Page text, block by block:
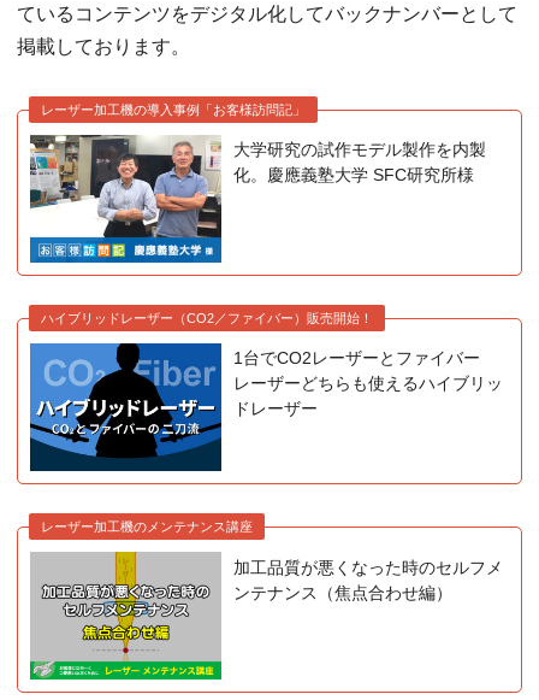
ているコンテンツをデジタル化してバックナンバーとして
掲載しております。
レーザー加工機の導入事例「お客様訪問記」
大学研究の試作モデル製作を内製
化。慶應義塾大学 SFC研究所様
ハイブリッドレーザー（CO2／ファイバー）販売開始！
1台でCO2レーザーとファイバー
レーザーどちらも使えるハイブリッ
ドレーザー
レーザー加工機のメンテナンス講座
加工品質が悪くなった時のセルフメ
ンテナンス（焦点合わせ編）